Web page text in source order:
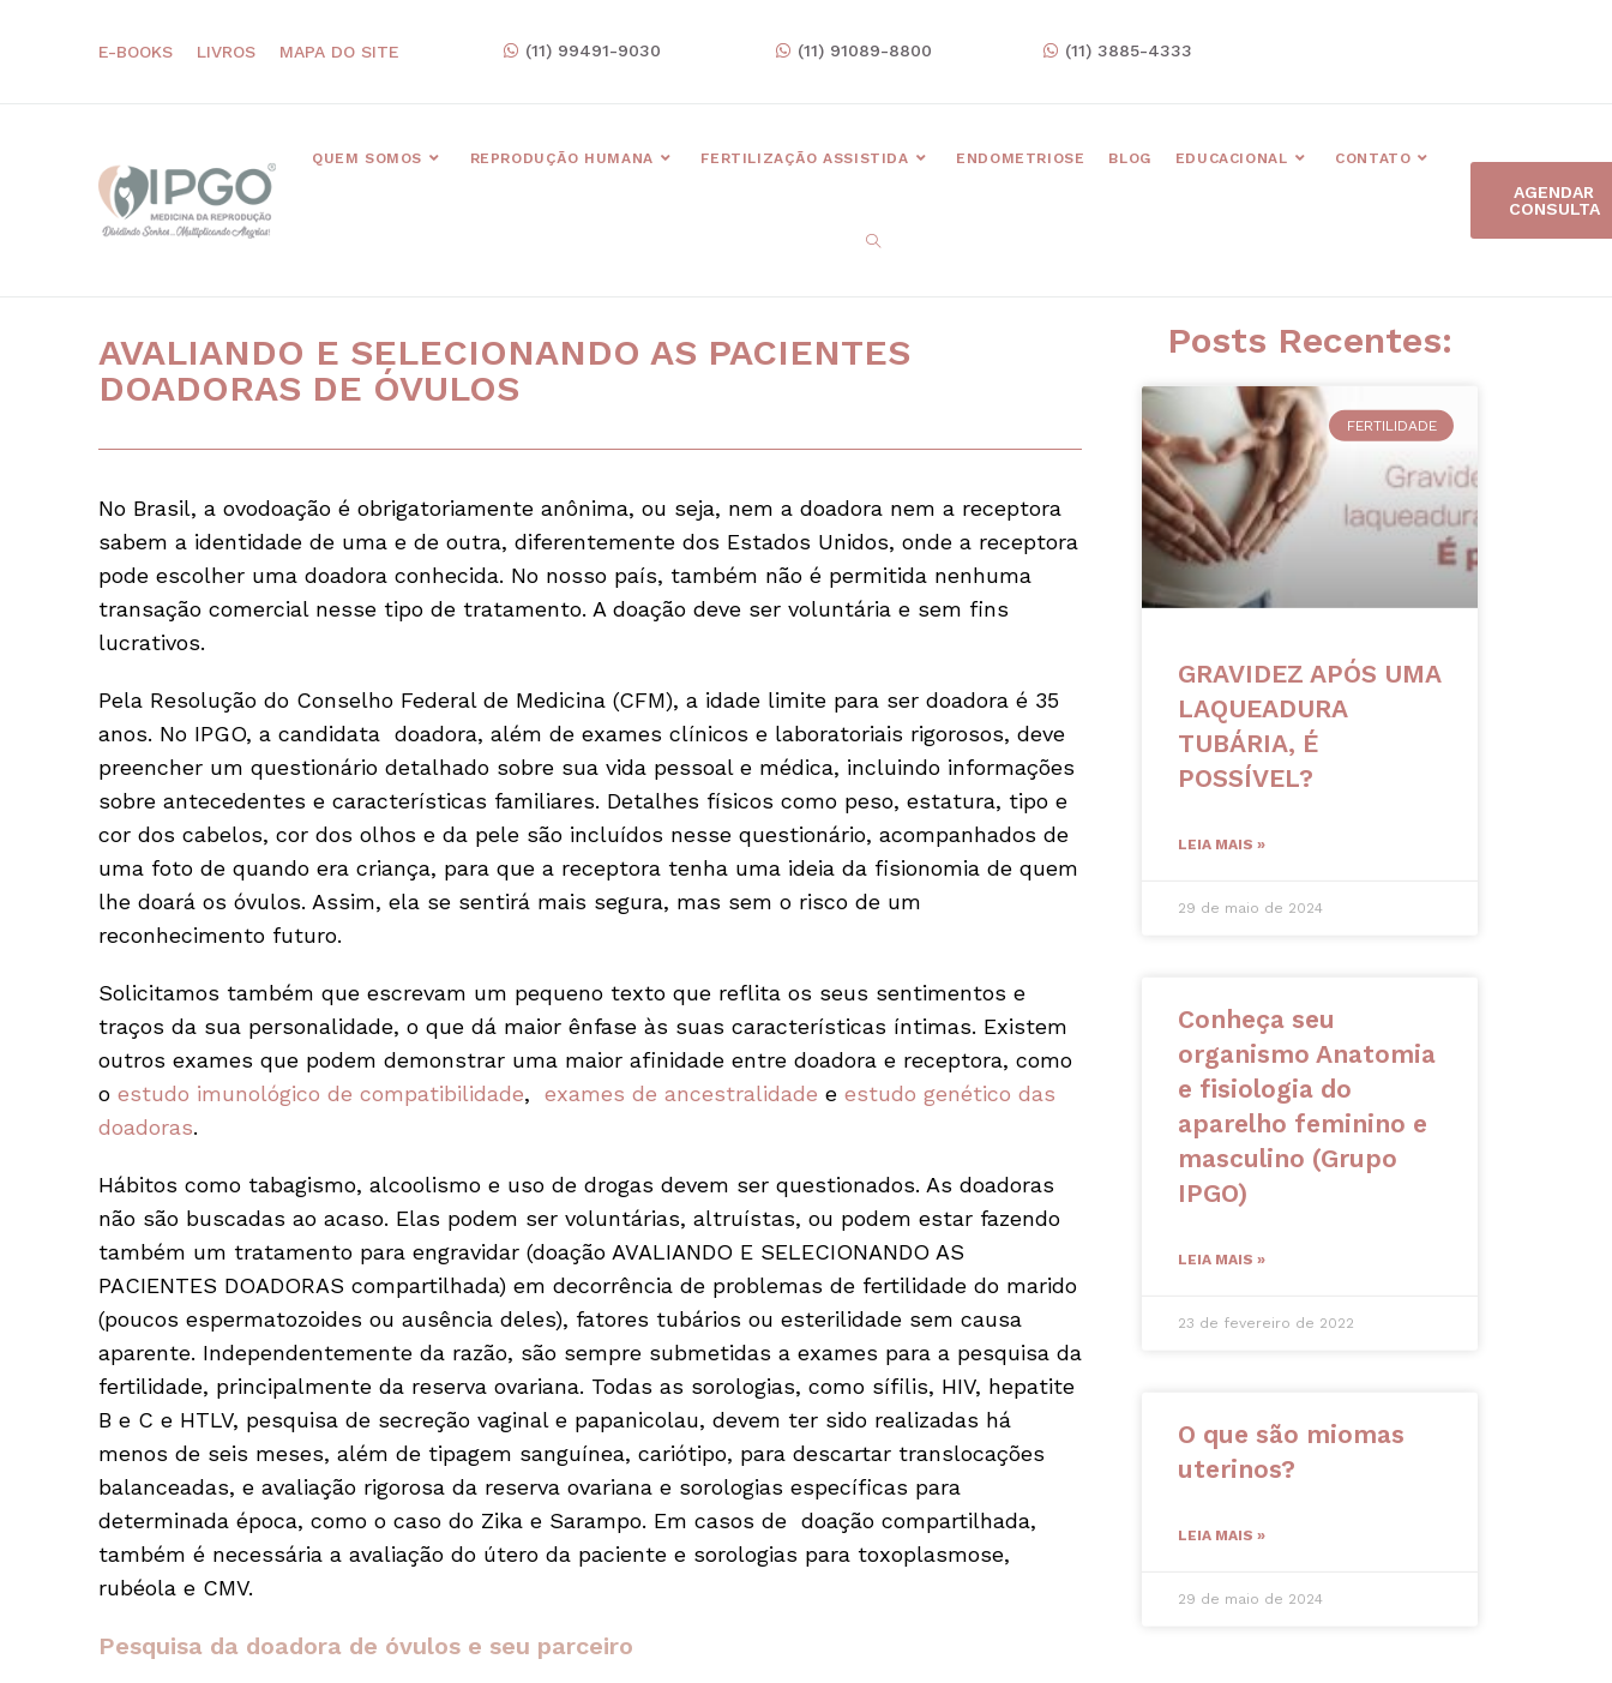
E-BOOKS LIVROS MAPA DO SITE (11) 99491-9030 (11) 91089-8800 (11) 3885-4333
QUEM SOMOS REPRODUÇÃO HUMANA FERTILIZAÇÃO ASSISTIDA ENDOMETRIOSE BLOG EDUCACIONAL CONTATO
AGENDAR
CONSULTA
AVALIANDO E SELECIONANDO AS PACIENTES
DOADORAS DE ÓVULOS
No Brasil, a ovodoação é obrigatoriamente anônima, ou seja, nem a doadora nem a receptora
sabem a identidade de uma e de outra, diferentemente dos Estados Unidos, onde a receptora
pode escolher uma doadora conhecida. No nosso país, também não é permitida nenhuma
transação comercial nesse tipo de tratamento. A doação deve ser voluntária e sem fins
lucrativos.
Pela Resolução do Conselho Federal de Medicina (CFM), a idade limite para ser doadora é 35
anos. No IPGO, a candidata doadora, além de exames clínicos e laboratoriais rigorosos, deve
preencher um questionário detalhado sobre sua vida pessoal e médica, incluindo informações
sobre antecedentes e características familiares. Detalhes físicos como peso, estatura, tipo e
cor dos cabelos, cor dos olhos e da pele são incluídos nesse questionário, acompanhados de
uma foto de quando era criança, para que a receptora tenha uma ideia da fisionomia de quem
lhe doará os óvulos. Assim, ela se sentirá mais segura, mas sem o risco de um
reconhecimento futuro.
Solicitamos também que escrevam um pequeno texto que reflita os seus sentimentos e
traços da sua personalidade, o que dá maior ênfase às suas características íntimas. Existem
outros exames que podem demonstrar uma maior afinidade entre doadora e receptora, como
o estudo imunológico de compatibilidade, exames de ancestralidade e estudo genético das
doadoras.
Hábitos como tabagismo, alcoolismo e uso de drogas devem ser questionados. As doadoras
não são buscadas ao acaso. Elas podem ser voluntárias, altruístas, ou podem estar fazendo
também um tratamento para engravidar (doação AVALIANDO E SELECIONANDO AS
PACIENTES DOADORAS compartilhada) em decorrência de problemas de fertilidade do marido
(poucos espermatozoides ou ausência deles), fatores tubários ou esterilidade sem causa
aparente. Independentemente da razão, são sempre submetidas a exames para a pesquisa da
fertilidade, principalmente da reserva ovariana. Todas as sorologias, como sífilis, HIV, hepatite
B e C e HTLV, pesquisa de secreção vaginal e papanicolau, devem ter sido realizadas há
menos de seis meses, além de tipagem sanguínea, cariótipo, para descartar translocações
balanceadas, e avaliação rigorosa da reserva ovariana e sorologias específicas para
determinada época, como o caso do Zika e Sarampo. Em casos de doação compartilhada,
também é necessária a avaliação do útero da paciente e sorologias para toxoplasmose,
rubéola e CMV.
Pesquisa da doadora de óvulos e seu parceiro
Posts Recentes:
FERTILIDADE
GRAVIDEZ APÓS UMA
LAQUEADURA
TUBÁRIA, É
POSSÍVEL?
LEIA MAIS »
29 de maio de 2024
Conheça seu
organismo Anatomia
e fisiologia do
aparelho feminino e
masculino (Grupo
IPGO)
LEIA MAIS »
23 de fevereiro de 2022
O que são miomas
uterinos?
LEIA MAIS »
29 de maio de 2024